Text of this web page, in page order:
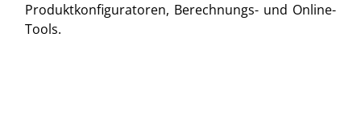
Produktkonfiguratoren, Berechnungs- und Online-
Tools.